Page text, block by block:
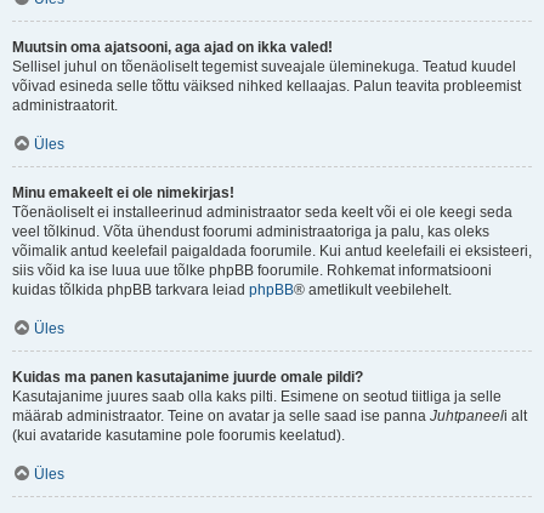
Muutsin oma ajatsooni, aga ajad on ikka valed!
Sellisel juhul on tõenäoliselt tegemist suveajale üleminekuga. Teatud kuudel
võivad esineda selle tõttu väiksed nihked kellaajas. Palun teavita probleemist
administraatorit.
Üles
Minu emakeelt ei ole nimekirjas!
Tõenäoliselt ei installeerinud administraator seda keelt või ei ole keegi seda
veel tõlkinud. Võta ühendust foorumi administraatoriga ja palu, kas oleks
võimalik antud keelefail paigaldada foorumile. Kui antud keelefaili ei eksisteeri,
siis võid ka ise luua uue tõlke phpBB foorumile. Rohkemat informatsiooni
kuidas tõlkida phpBB tarkvara leiad phpBB® ametlikult veebilehelt.
Üles
Kuidas ma panen kasutajanime juurde omale pildi?
Kasutajanime juures saab olla kaks pilti. Esimene on seotud tiitliga ja selle
määrab administraator. Teine on avatar ja selle saad ise panna Juhtpaneeli alt
(kui avataride kasutamine pole foorumis keelatud).
Üles